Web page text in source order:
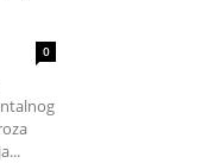
0